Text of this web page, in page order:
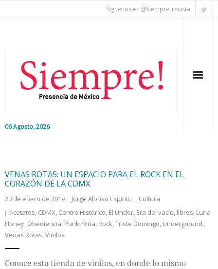
Síguenos en @Siempre_revista
06 Agosto, 2026
Colaboradores
Internacional
Cultura
VENAS ROTAS: UN ESPACIO PARA EL ROCK EN EL
CORAZÓN DE LA CDMX
20 de enero de 2019 Jorge Alonso Espíritu
Cultura
Acetatos, CDMX, Centro Histórico, El Under, Era del vacío, libros, Luna
Honey, Obediencia, Punk, Riña, Rock,Triste Domingo, Underground,
Venas Rotas,Vinilos
Conoce esta tienda de vinilos, en donde lo mismo